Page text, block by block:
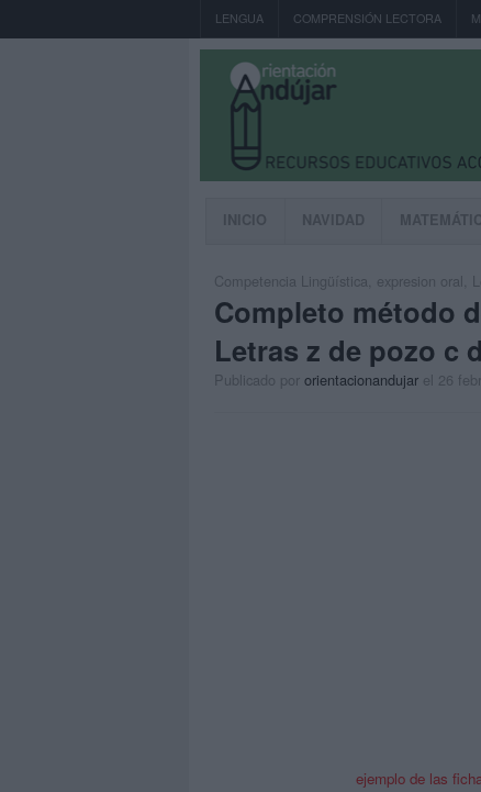
LENGUA COMPRENSIÓN LECTORA
INICIO NAVIDAD
Competencia Lingüística expresion oral
Completo método
Letras z de pozo c
Publicado por orientacionandujar el 26
ejemplo de las